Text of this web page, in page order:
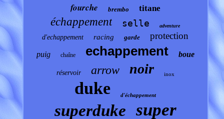
fourche brembo titane
échappement selle adventure
d'echappement racing garde protection
puig chaîne echappement boue
réservoir arrow noir inox
duke d'échappement
superduke super